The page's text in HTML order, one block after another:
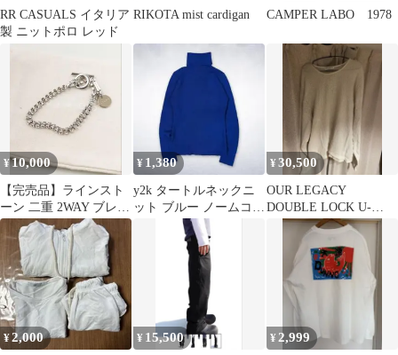
RR CASUALS イタリア
製 ニットポロ レッド
RIKOTA mist cardigan CAMPER LABO 1978
¥10,000
【完売品】ラインスト
ーン 二重 2WAY ブレス
レット ネックレス
¥ 1,380
y2k タートルネックニ
ット ブルー ノームコア
シティ オフィスカジュ
¥30,500
OUR LEGACY
DOUBLE LOCK U-
NECK 50
¥2,000 ¥ 15,500 ¥ 2,999